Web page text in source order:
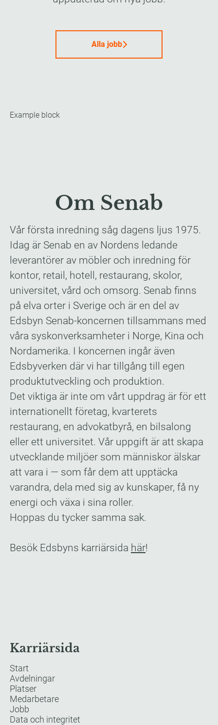
Alla jobb
Example block
Om Senab
Vår första inredning såg dagens ljus 1975.
Idag är Senab en av Nordens ledande
leverantörer av möbler och inredning för
kontor, retail, hotell, restaurang, skolor,
universitet, vård och omsorg. Senab finns
på elva orter i Sverige och är en del av
Edsbyn Senab-koncernen tillsammans med
våra syskonverksamheter i Norge, Kina och
Nordamerika. I koncernen ingår även
Edsbyverken där vi har tillgång till egen
produktutveckling och produktion.
Det viktiga är inte om vårt uppdrag är för ett
internationellt företag, kvarterets
restaurang, en advokatbyrå, en bilsalong
eller ett universitet. Vår uppgift är att skapa
utvecklande miljöer som människor älskar
att vara i — som får dem att upptäcka
varandra, dela med sig av kunskaper, få ny
energi och växa i sina roller.
Hoppas du tycker samma sak.
Besök Edsbyns karriärsida här​!
Karriärsida
Start
Avdelningar
Platser
Medarbetare
Jobb
Data och integritet